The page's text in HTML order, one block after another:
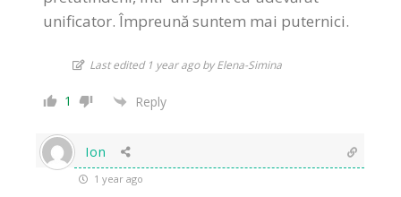
unificator. Împreună suntem mai puternici.
Last edited 1 year ago by Elena-Simina
1 Reply
Ion
1 year ago